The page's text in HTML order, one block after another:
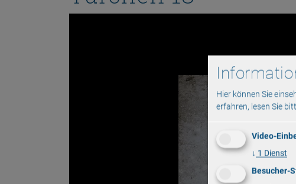
Hier können Sie
erfahren, lesen Sie
Video-
↓ 1 Dienst
Besucher-